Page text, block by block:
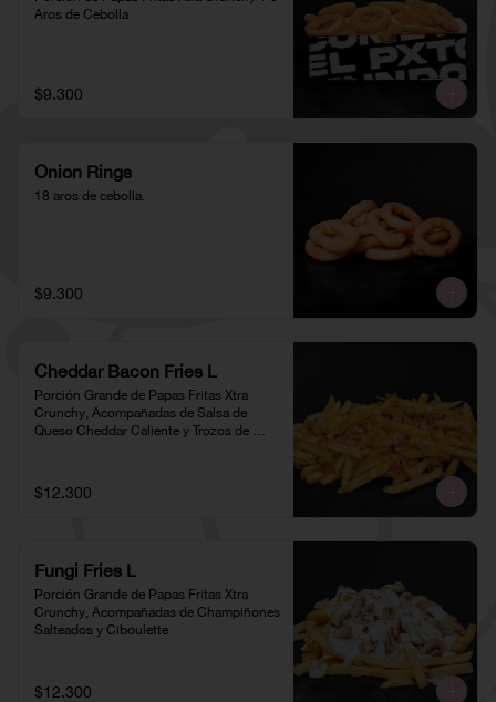
Aros de Cebolla
$9.300
Onion Rings
18 aros de cebolla.
$9.300
Cheddar Bacon Fries L
Porción Grande de Papas Fritas Xtra
Crunchy, Acompañadas de Salsa de
Queso Cheddar Caliente y Trozos de
$12.300
Fungi Fries L
Porción Grande de Papas Fritas Xtra
Crunchy, Acompañadas de Champiñones
Salteados y Ciboulette
$12.300